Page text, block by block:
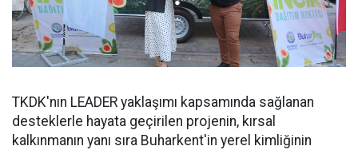
TKDK'nın LEADER yaklaşımı kapsamında sağlanan
desteklerle hayata geçirilen projenin, kırsal
kalkınmanın yanı sıra Buharkent'in yerel kimliğinin